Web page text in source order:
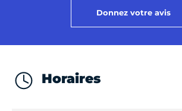
Donnez votre avis
Horaires